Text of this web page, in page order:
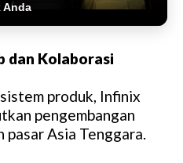
Anda
dan Kolaborasi
produk, Infinix
pengembangan
pasar Asia Tenggara.